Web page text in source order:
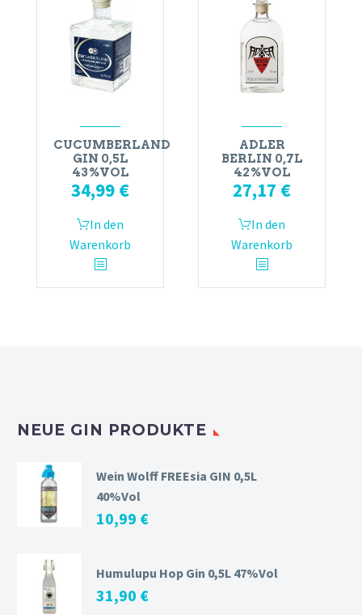
CUCUMBERLAND
GIN 0,5L
43%VOL
34,99 €
In den
Warenkorb
ADLER
BERLIN 0,7L
42%VOL
27,17 €
In den
Warenkorb
NEUE GIN PRODUKTE
Wein Wolff FREEsia GIN 0,5L
40%Vol
10,99 €
Humulupu Hop Gin 0,5L 47%Vol
31,90 €